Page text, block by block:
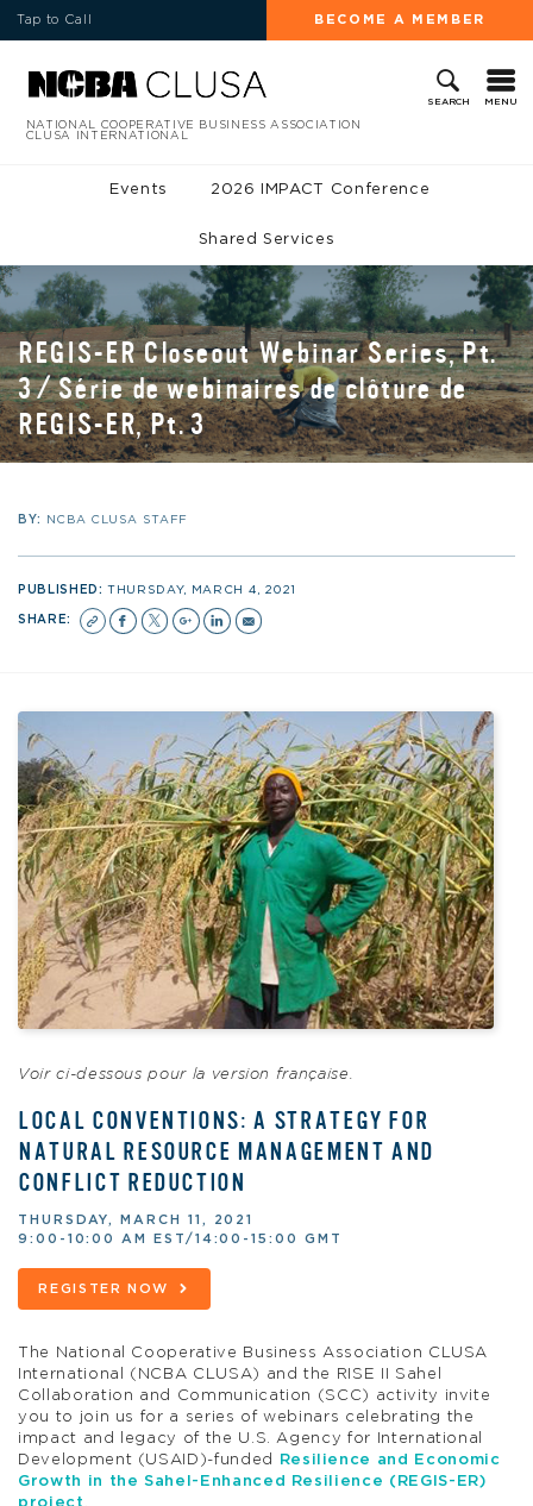
Tap to Call BECOME A MEMBER
SEARCH MENU
NATIONAL COOPERATIVE BUSINESS ASSOCIATION
CLUSA INTERNATIONAL
Events 2026 IMPACT Conference
Shared Services
REGIS-ER Closeout Webinar Series, Pt.
3 / Série de webinaires de clôture de
REGIS-ER, Pt. 3
BY: NCBA CLUSA STAFF
PUBLISHED:THURSDAY, MARCH 4, 2021
SHARE:
Voir ci-dessous pour la version française.
LOCAL CONVENTIONS: A STRATEGY FOR
NATURAL RESOURCE MANAGEMENT AND
CONFLICT REDUCTION
THURSDAY, MARCH 11, 2021
9:00-10:00 AM EST/14:00-15:00 GMT
REGISTER NOW
The National Cooperative Business Association CLUSA
International (NCBA CLUSA) and the RISE II Sahel
Collaboration and Communication (SCC) activity invite
you to join us for a series of webinars celebrating the
impact and legacy of the U.S. Agency for International
Development (USAID)-funded
Resilience and Economic
Growth in the Sahel-Enhanced Resilience (REGIS-ER)